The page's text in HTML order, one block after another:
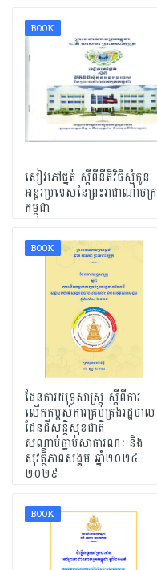
BOOK
សៀវភៅផ្នត់ ស្ដីពីនីតិវិធីស្មុំកូន
អន្តរប្រទេសនៃព្រះរាជាណាចក្រ
កម្ពុជា
BOOK
ផែនការយុទ្ធសាស្រ្ត ស្តីពីការ
លើកកម្ពស់ការគ្រប់គ្រងរដ្ឋបាល
ដែនដីសន្តិសុខជាតិ
សណ្តាប់ធ្នាប់សាធារណៈ និង
សុវត្ថិភាពសង្គម ឆ្នាំ២០២៤
២០២៩
BOOK